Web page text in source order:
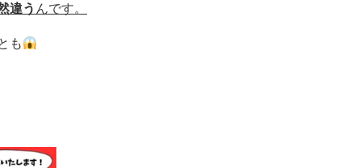
違う んです。
も